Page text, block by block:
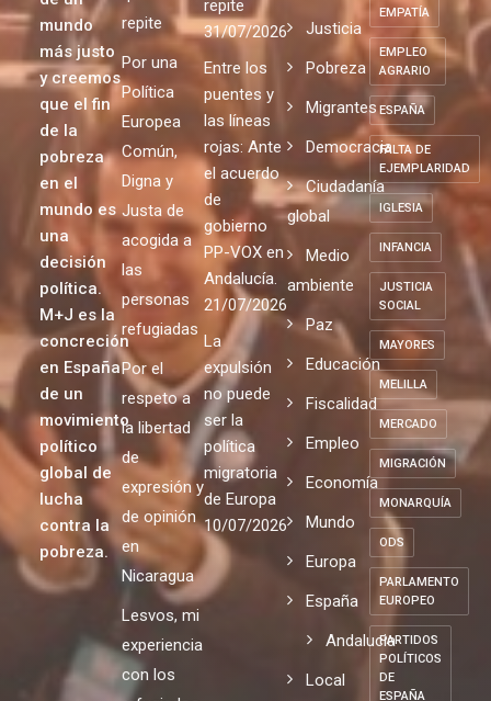
por la
construcción
de un
mundo
más justo
y creemos
que el fin
de la
pobreza
en el
mundo es
una
decisión
política.
M+J es la
concreción
en España
de un
movimiento
político
global de
lucha
contra la
fracasa
cada vez
que se
repite
Por una
Política
Europea
Común,
Digna y
Justa de
acogida a
las
personas
refugiadas
respeto a
la libertad
de
expresión y
de opinión
en
Nicaragua
Lesvos, mi
cada vez
repite
31/07/2026
Entre los
puentes y
las líneas
rojas: Ante
el acuerdo
de
gobierno
PP-VOX en
Andalucía.
21/07/2026
La
expulsión
no puede
ser la
política
migratoria
de Europa
10/07/2026
Comunicado
Opinión
Justicia
Pobreza
Migrantes
Democracia
Ciudadanía
global
Medio
ambiente
Paz
Educación
Fiscalidad
Empleo
Economía
Mundo
Europa
España
SOSTENIBLE
EDUCACIÓN
EMPATÍA
EMPLEO
AGRARIO
ESPAÑA
FALTA DE
EJEMPLARIDAD
IGLESIA
INFANCIA
JUSTICIA
SOCIAL
MAYORES
MELILLA
MERCADO
MIGRACIÓN
MONARQUÍA
ODS
PARLAMENTO
EUROPEO